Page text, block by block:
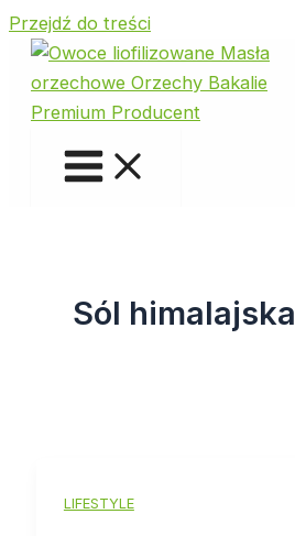
Przejdź do treści
Sól himalajska
LIFESTYLE